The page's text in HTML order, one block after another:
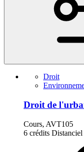
Droit
Droit de
Cours, AVT105
6 crédits